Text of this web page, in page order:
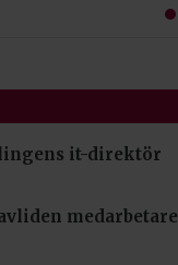
it-direktör
medarbetare